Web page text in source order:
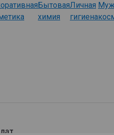
Бытовая
химия
Личная
гигиена